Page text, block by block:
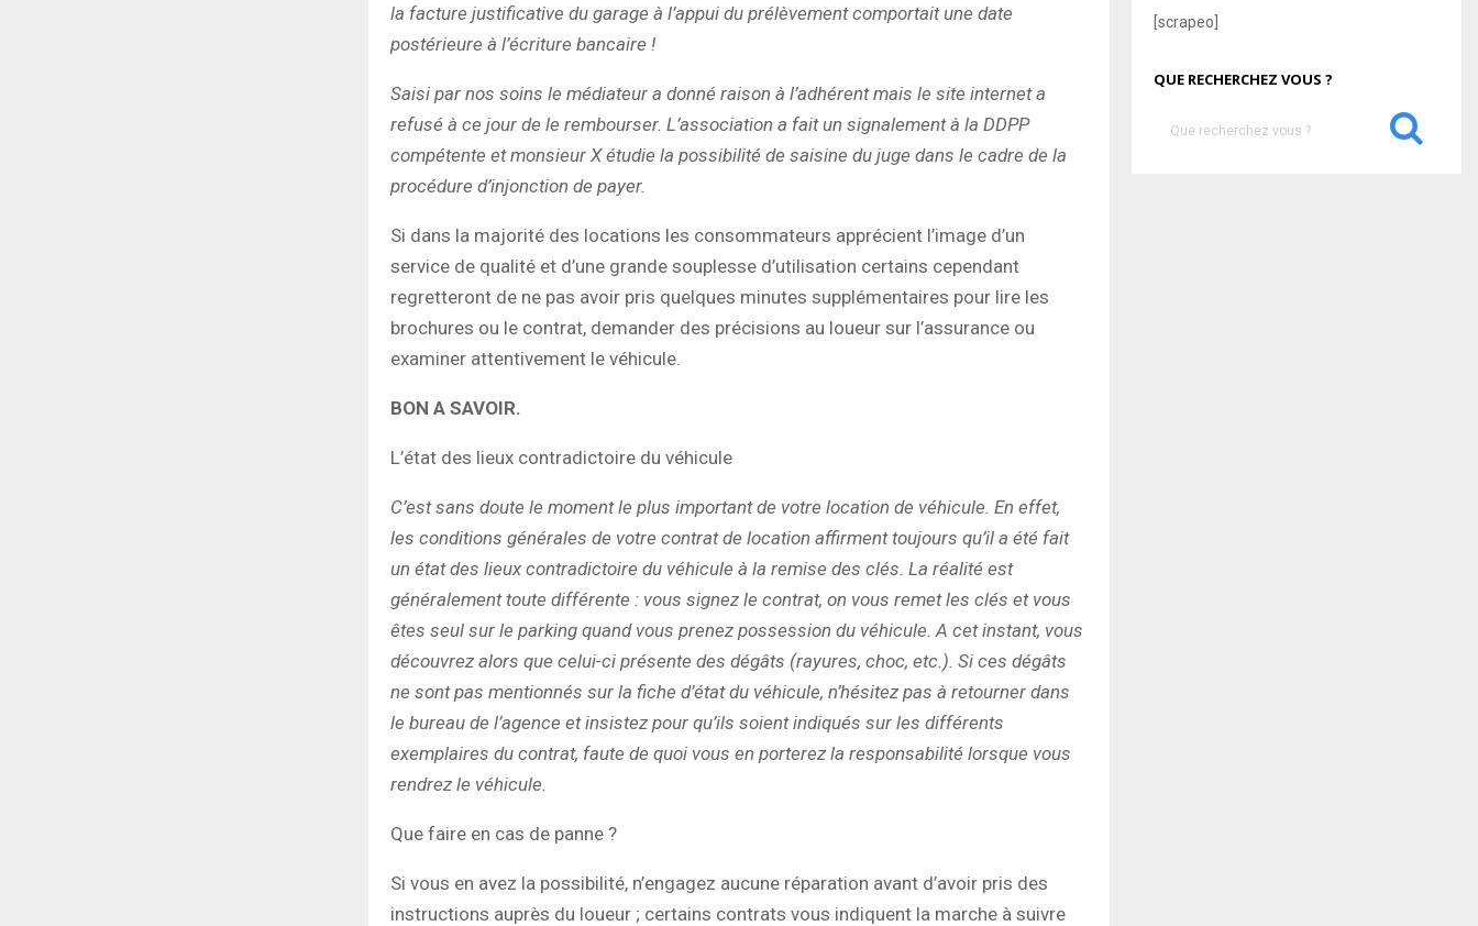
la facture justificative du garage à l’appui du prélèvement comportait une date
postérieure à l’écriture bancaire !
Saisi par nos soins le médiateur a donné raison à l’adhérent mais le site internet a
refusé à ce jour de le rembourser. L’association a fait un signalement à la DDPP
compétente et monsieur X étudie la possibilité de saisine du juge dans le cadre de la
procédure d’injonction de payer.
Si dans la majorité des locations les consommateurs apprécient l’image d’un
service de qualité et d’une grande souplesse d’utilisation certains cependant
regretteront de ne pas avoir pris quelques minutes supplémentaires pour lire les
brochures ou le contrat, demander des précisions au loueur sur l’assurance ou
examiner attentivement le véhicule.
BON A SAVOIR.
L’état des lieux contradictoire du véhicule
C’est sans doute le moment le plus important de votre location de véhicule. En effet,
les conditions générales de votre contrat de location affirment toujours qu’il a été fait
un état des lieux contradictoire du véhicule à la remise des clés. La réalité est
généralement toute différente : vous signez le contrat, on vous remet les clés et vous
êtes seul sur le parking quand vous prenez possession du véhicule. A cet instant, vous
découvrez alors que celui-ci présente des dégâts (rayures, choc, etc.). Si ces dégâts
ne sont pas mentionnés sur la fiche d’état du véhicule, n’hésitez pas à retourner dans
le bureau de l’agence et insistez pour qu’ils soient indiqués sur les différents
exemplaires du contrat, faute de quoi vous en porterez la responsabilité lorsque vous
rendrez le véhicule.
Que faire en cas de panne ?
Si vous en avez la possibilité, n’engagez aucune réparation avant d’avoir pris des
instructions auprès du loueur ; certains contrats vous indiquent la marche à suivre
[scrapeo]
QUE RECHERCHEZ VOUS ?